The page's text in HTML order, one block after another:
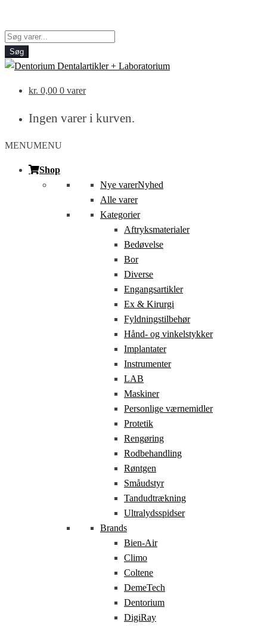
Products
search
Søg
kr. 0,00 0 varer
Ingen varer i kurven.
MENUMENU
Shop
Nye varerNyhed
Alle varer
Kategorier
Aftryksmaterialer
Bedøvelse
Bor
Diverse
Engangsartikler
Ex & Kirurgi
Fyldningstilbehør
Hånd- og vinkelstykker
Implantater
Instrumenter
LAB
Maskiner
Personlige værnemidler
Protetik
Rengøring
Rodbehandling
Røntgen
Småudstyr
Tandudtrækning
Ultralydsspidser
Brands
Bien-Air
Climo
Coltene
DemeTech
Dentorium
DigiRay